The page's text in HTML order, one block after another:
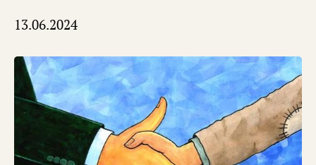
13.06.2024